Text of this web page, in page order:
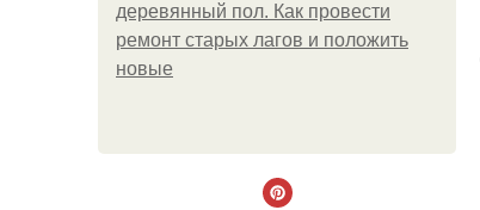
деревянный пол. Как провести
ремонт старых лагов и положить
новые